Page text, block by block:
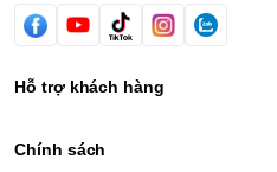
Hỗ trợ khách hàng
Chính sách